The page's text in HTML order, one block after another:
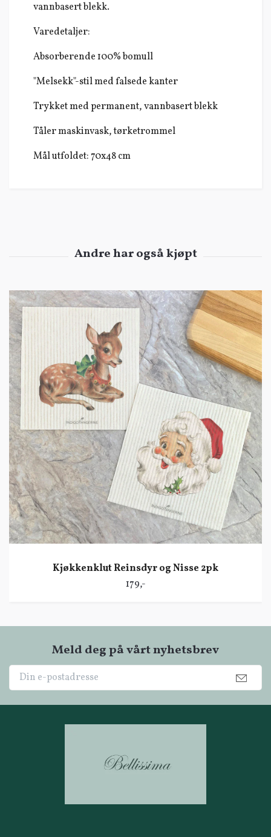
vannbasert blekk.
Varedetaljer:
Absorberende 100% bomull
"Melsekk"-stil med falsede kanter
Trykket med permanent, vannbasert blekk
Tåler maskinvask, tørketrommel
Mål utfoldet: 70x48 cm
Kjøkkenklut Reinsdyr og Nisse 2pk
179,-
Meld deg på vårt nyhetsbrev